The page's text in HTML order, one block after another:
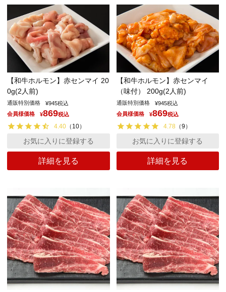
【和牛ホルモン】赤センマイ 20
0g(2人前)
通販特別価格 ¥945税込
会員様価格
¥869税込
4.40 （ 10）
詳細を見る
お気に入りに登録する
【和牛ホルモン】赤センマイ
（味付） 200g(2人前)
通販特別価格 ¥945税込
会員様価格
¥869税込
4.78 （9 ）
詳細を見る
お気に入りに登録する